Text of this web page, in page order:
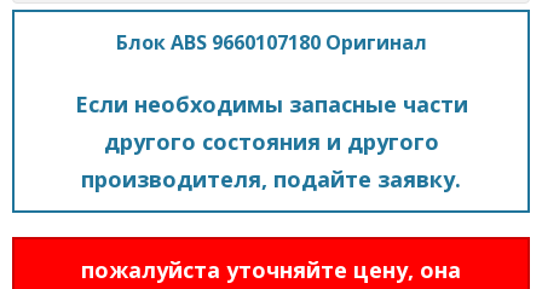
Блок ABS 9660107180 Оригинал
Если необходимы запасные части
другого состояния и другого
производителя, подайте заявку.
пожалуйста уточняйте цену, она